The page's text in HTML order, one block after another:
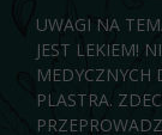
UWAGI NA
JEST LEKIEM!
MEDYCZNYCH
PLASTRA.